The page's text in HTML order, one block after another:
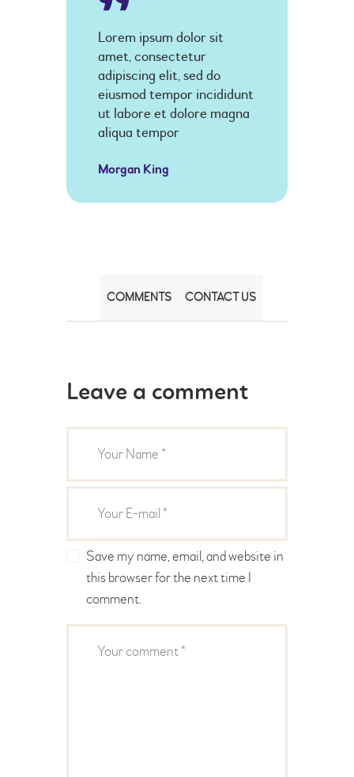
Lorem ipsum dolor sit
amet, consectetur
adipiscing elit, sed do
eiusmod tempor incididunt
ut labore et dolore magna
aliqua tempor
Morgan King
COMMENTS CONTACT US
Leave a comment
Save my name, email, and website in
this browser for the next time I
comment.